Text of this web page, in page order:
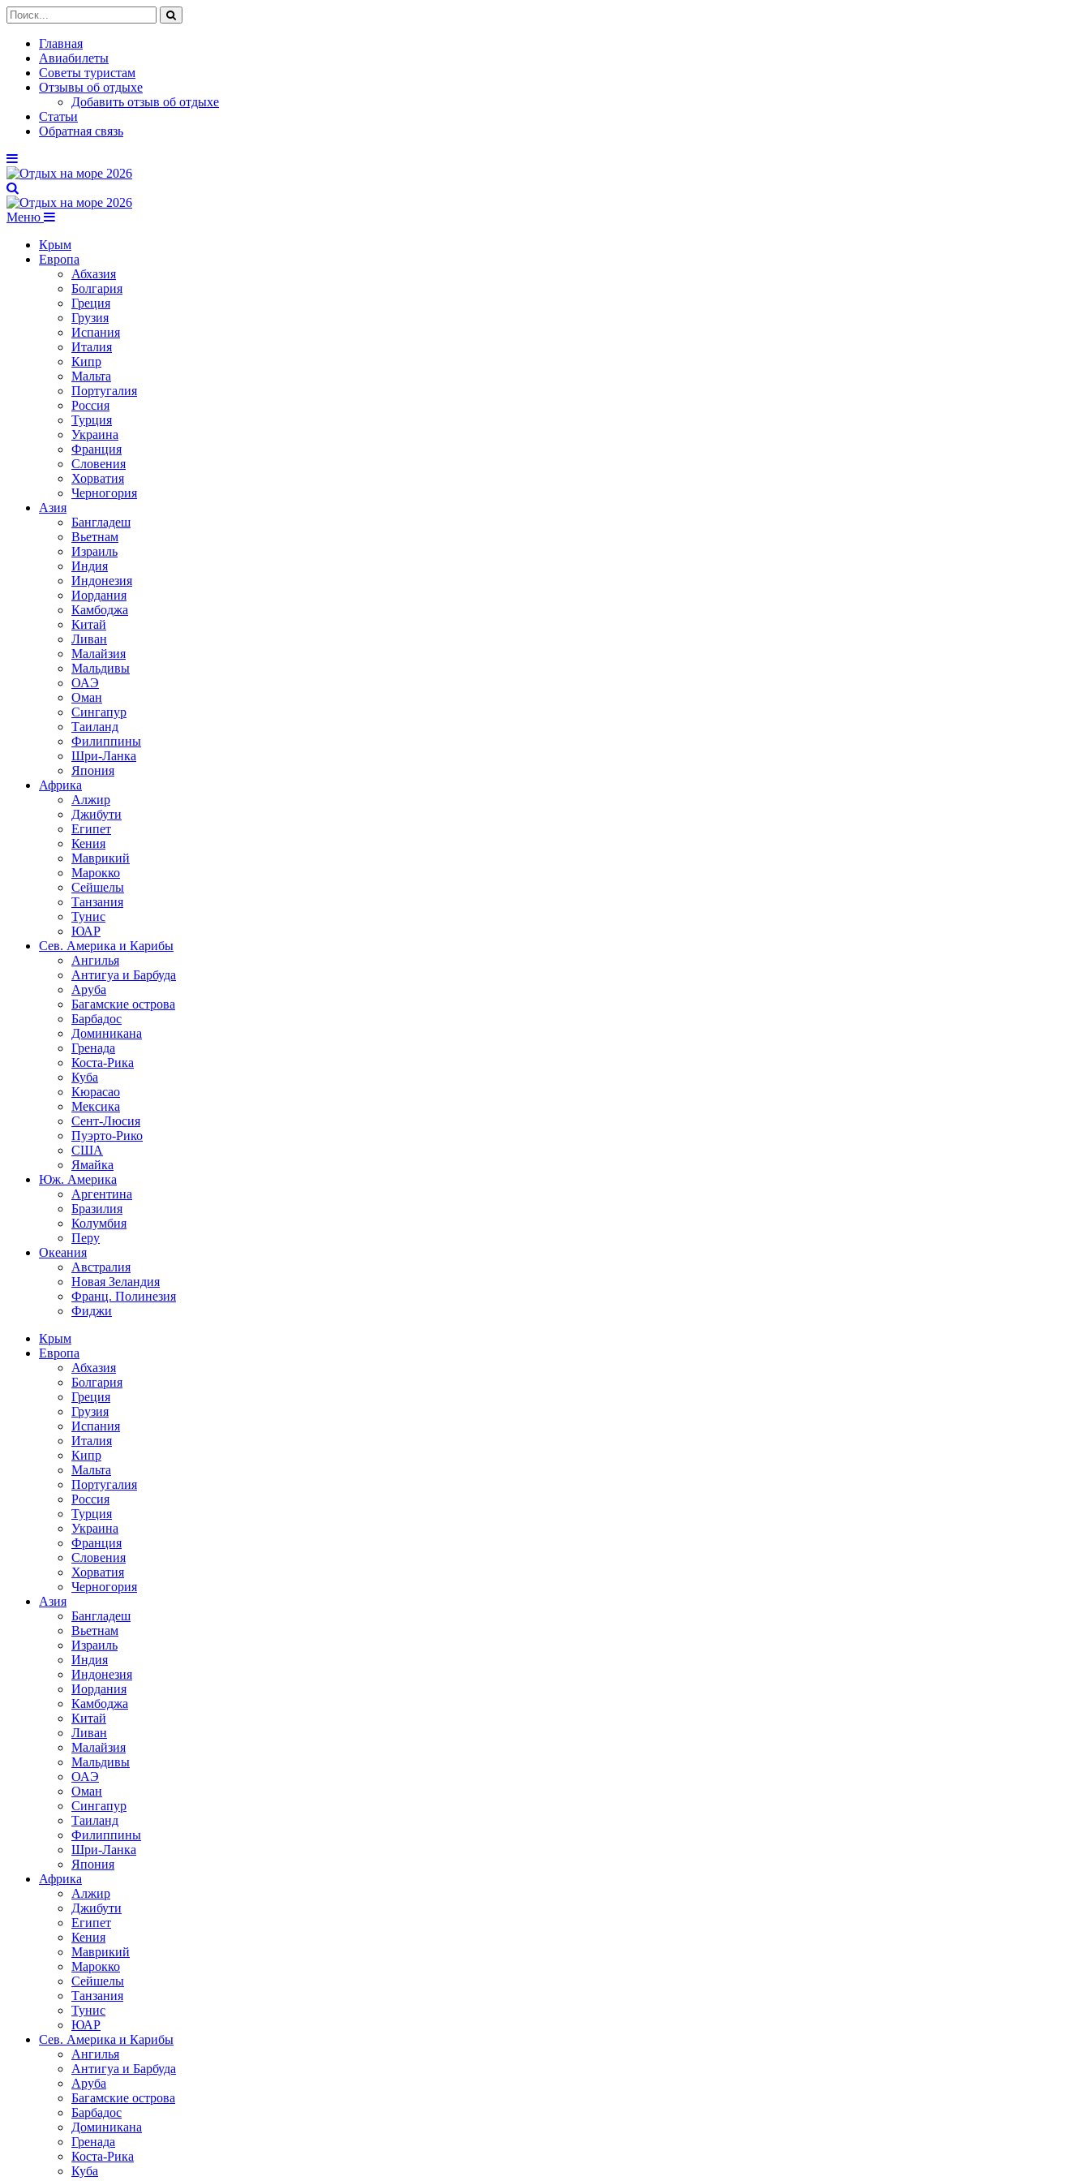
Главная
Авиабилеты
Советы туристам
Отзывы об отдыхе
Добавить отзыв об отдыхе
Статьи
Обратная связь
Меню
Крым
Европа
Абхазия
Болгария
Греция
Грузия
Испания
Италия
Кипр
Мальта
Португалия
Россия
Турция
Украина
Франция
Словения
Хорватия
Черногория
Азия
Бангладеш
Вьетнам
Израиль
Индия
Индонезия
Иордания
Камбоджа
Китай
Ливан
Малайзия
Мальдивы
ОАЭ
Оман
Сингапур
Таиланд
Филиппины
Шри-Ланка
Япония
Африка
Алжир
Джибути
Египет
Кения
Маврикий
Марокко
Сейшелы
Танзания
Тунис
ЮАР
Сев. Америка и Карибы
Ангилья
Антигуа и Барбуда
Аруба
Багамские острова
Барбадос
Доминикана
Гренада
Коста-Рика
Куба
Кюрасао
Мексика
Сент-Люсия
Пуэрто-Рико
США
Ямайка
Юж. Америка
Аргентина
Бразилия
Колумбия
Перу
Океания
Австралия
Новая Зеландия
Франц. Полинезия
Фиджи
Крым
Европа
Абхазия
Болгария
Греция
Грузия
Испания
Италия
Кипр
Мальта
Португалия
Россия
Турция
Украина
Франция
Словения
Хорватия
Черногория
Азия
Бангладеш
Вьетнам
Израиль
Индия
Индонезия
Иордания
Камбоджа
Китай
Ливан
Малайзия
Мальдивы
ОАЭ
Оман
Сингапур
Таиланд
Филиппины
Шри-Ланка
Япония
Африка
Алжир
Джибути
Египет
Кения
Маврикий
Марокко
Сейшелы
Танзания
Тунис
ЮАР
Сев. Америка и Карибы
Ангилья
Антигуа и Барбуда
Аруба
Багамские острова
Барбадос
Доминикана
Гренада
Коста-Рика
Куба